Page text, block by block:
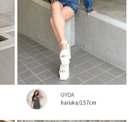
GYDA
haruka/157cm